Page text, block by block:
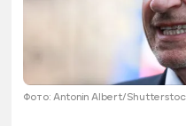
Фото: Antonin Albert/